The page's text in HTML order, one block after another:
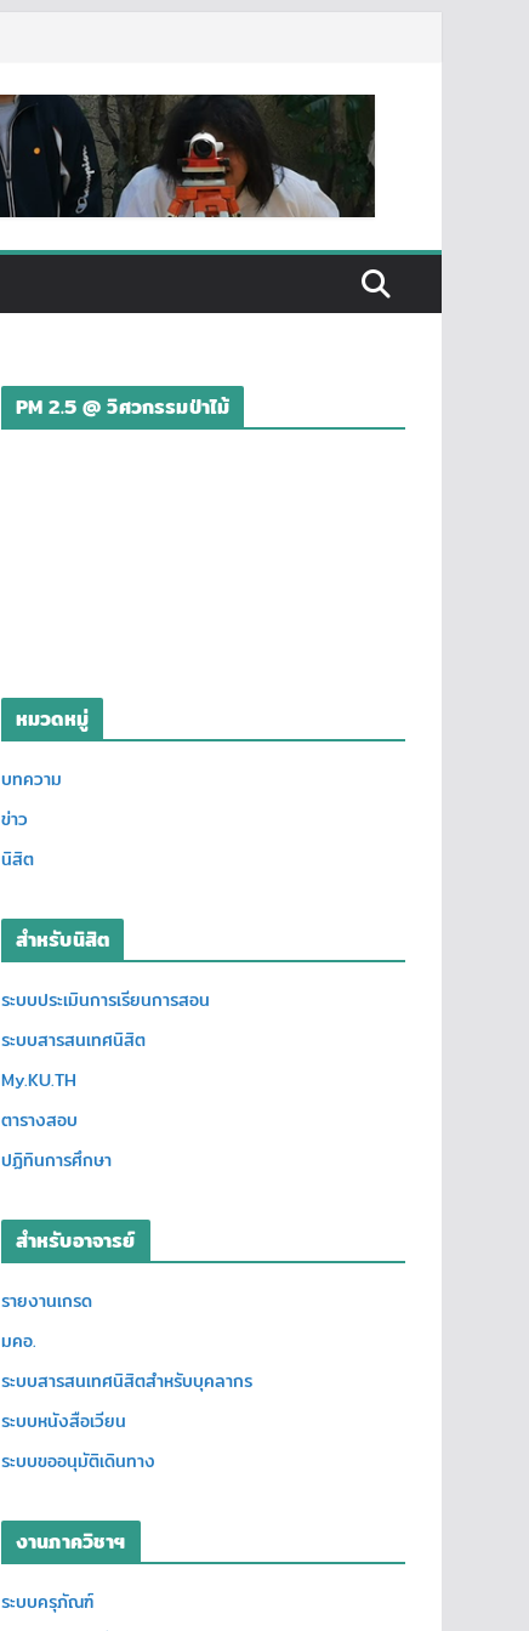
PM 2.5 @ วิศวกรรมป่าไม้
หมวดหมู่
บทความ
ข่าว
นิสิต
สำหรับนิสิต
ระบบประเมินการเรียนการสอน
ระบบสารสนเทศนิสิต
My.KU.TH
ตารางสอบ
ปฏิทินการศึกษา
สำหรับอาจารย์
รายงานเกรด
มคอ.
ระบบสารสนเทศนิสิตสำหรับบุคลากร
ระบบหนังสือเวียน
ระบบขออนุมัติเดินทาง
งานภาควิชาฯ
ระบบครุภัณฑ์